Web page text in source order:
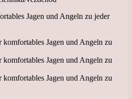
Jagen und Angeln zu jeder
komfortables Jagen und Angeln zu
komfortables Jagen und Angeln zu
komfortables Jagen und Angeln zu